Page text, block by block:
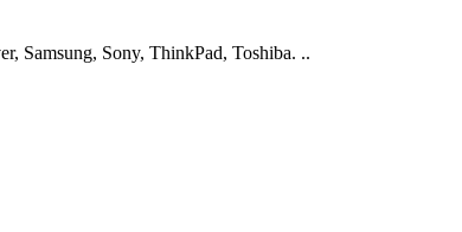
Samsung, Sony, ThinkPad, Toshiba. ..